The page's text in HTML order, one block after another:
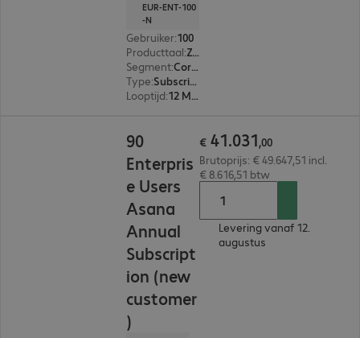
EUR-ENT-100
-N
Gebruiker:100
Producttaal: Zweeds, Russisch, Engels, Spaans, Japans, Portugees, Portugal, Pools, Frans, Italiaans, Nederlands, Duits
Segment:
Corporate
Type:
Subscription
Looptijd: 12 Maanden
90
Enterpris
e Users
Asana
Annual
Subscript
ion (new
customer
)
€ 41.031,00
Brutoprijs: € 49.647,51 incl.
€ 8.616,51 btw
Levering vanaf 12.
augustus